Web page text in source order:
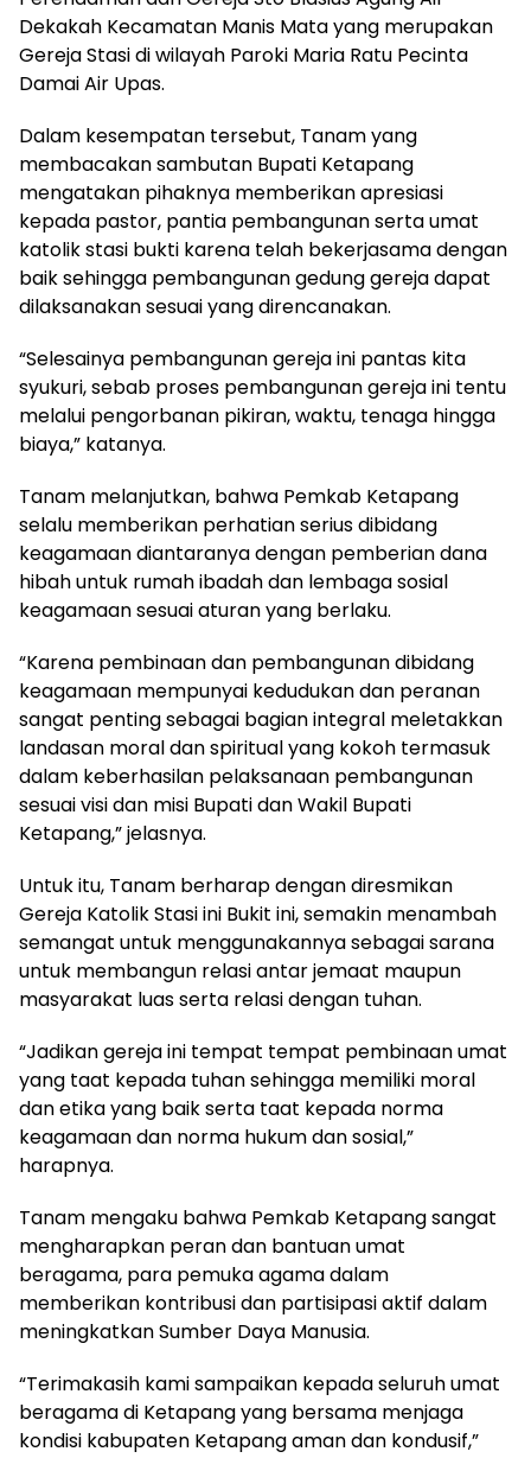
Dekakah Kecamatan Manis Mata yang merupakan
Gereja Stasi di wilayah Paroki Maria Ratu Pecinta
Damai Air Upas.
Dalam kesempatan tersebut, Tanam yang
membacakan sambutan Bupati Ketapang
mengatakan pihaknya memberikan apresiasi
kepada pastor, pantia pembangunan serta umat
katolik stasi bukti karena telah bekerjasama dengan
baik sehingga pembangunan gedung gereja dapat
dilaksanakan sesuai yang direncanakan.
“Selesainya pembangunan gereja ini pantas kita
syukuri, sebab proses pembangunan gereja ini tentu
melalui pengorbanan pikiran, waktu, tenaga hingga
biaya,” katanya.
Tanam melanjutkan, bahwa Pemkab Ketapang
selalu memberikan perhatian serius dibidang
keagamaan diantaranya dengan pemberian dana
hibah untuk rumah ibadah dan lembaga sosial
keagamaan sesuai aturan yang berlaku.
“Karena pembinaan dan pembangunan dibidang
keagamaan mempunyai kedudukan dan peranan
sangat penting sebagai bagian integral meletakkan
landasan moral dan spiritual yang kokoh termasuk
dalam keberhasilan pelaksanaan pembangunan
sesuai visi dan misi Bupati dan Wakil Bupati
Ketapang,” jelasnya.
Untuk itu, Tanam berharap dengan diresmikan
Gereja Katolik Stasi ini Bukit ini, semakin menambah
semangat untuk menggunakannya sebagai sarana
untuk membangun relasi antar jemaat maupun
masyarakat luas serta relasi dengan tuhan.
“Jadikan gereja ini tempat tempat pembinaan umat
yang taat kepada tuhan sehingga memiliki moral
dan etika yang baik serta taat kepada norma
keagamaan dan norma hukum dan sosial,”
harapnya.
Tanam mengaku bahwa Pemkab Ketapang sangat
mengharapkan peran dan bantuan umat
beragama, para pemuka agama dalam
memberikan kontribusi dan partisipasi aktif dalam
meningkatkan Sumber Daya Manusia.
“Terimakasih kami sampaikan kepada seluruh umat
beragama di Ketapang yang bersama menjaga
kondisi kabupaten Ketapang aman dan kondusif,”